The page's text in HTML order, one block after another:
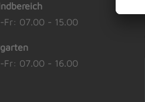
Fr: 07.00 - 15.00
Fr: 07.00 - 16.00